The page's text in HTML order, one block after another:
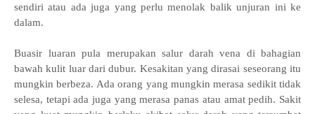
sendiri atau ada juga yang perlu menolak balik unjuran ini ke
dalam.
Buasir luaran pula merupakan salur darah vena di bahagian
bawah kulit luar dari dubur. Kesakitan yang dirasai seseorang itu
mungkin berbeza. Ada orang yang mungkin merasa sedikit tidak
selesa, tetapi ada juga yang merasa panas atau amat pedih. Sakit